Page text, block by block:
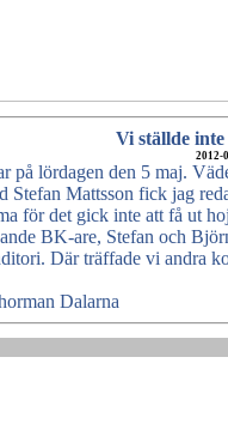
Vi ställde
2012-
på lördagen den 5 maj.
Stefan Mattsson fick jag
för det gick inte att få ut
BK-are, Stefan och
Där träffade vi andra
Dalarna